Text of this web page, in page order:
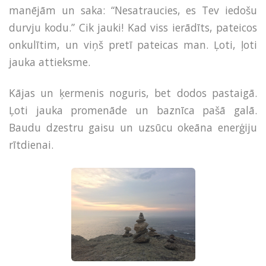
manējām un saka: “Nesatraucies, es Tev iedošu
durvju kodu.” Cik jauki! Kad viss ierādīts, pateicos
onkulītim, un viņš pretī pateicas man. Ļoti, ļoti
jauka attieksme.
Kājas un ķermenis noguris, bet dodos pastaigā.
Ļoti jauka promenāde un baznīca pašā galā.
Baudu dzestru gaisu un uzsūcu okeāna enerģiju
rītdienai.